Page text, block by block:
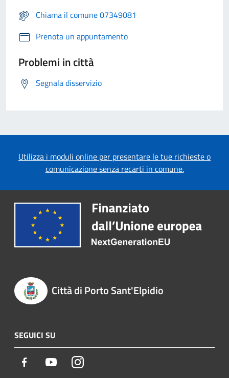
Chiama il comune 07349081
Prenota un appuntamento
Problemi in città
Segnala disservizio
Utilizza i moduli online per presentare le tue richieste o
comunicazione senza recarti in comune.
Città di Porto Sant'Elpidio
SEGUICI SU
Facebook YoutubeInstagram